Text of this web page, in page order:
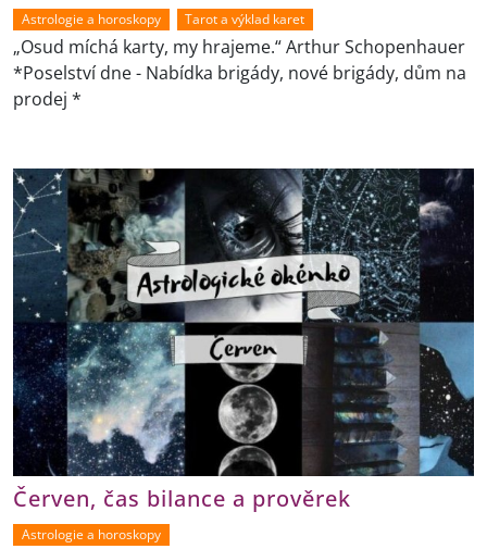
Astrologie a horoskopy Tarot a výklad karet
„Osud míchá karty, my hrajeme.“ Arthur Schopenhauer
*Poselství dne - Nabídka brigády, nové brigády, dům na
prodej *
Červen, čas bilance a prověrek
Astrologie a horoskopy